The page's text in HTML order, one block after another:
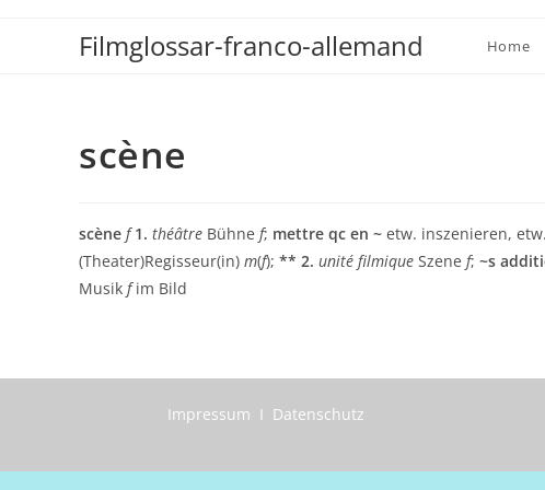
Filmglossar-franco-allemand Home
scène
scène f 1. théâtre Bühne f; mettre qc en ~ etw. inszenieren,
(Theater)Regisseur(in) m(f); ** 2. unité filmique Szene f; ~s
Musik fim Bild
Impressum I Datenschutz